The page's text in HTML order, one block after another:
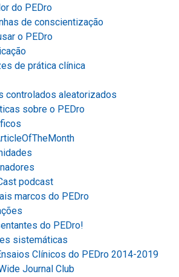
do PEDro
de conscientização
o PEDro
de prática clínica
controlados aleatorizados
sobre o PEDro
podcast
marcos do PEDro
do PEDro!
sistemáticas
Clínicos do PEDro 2014-2019
Journal Club